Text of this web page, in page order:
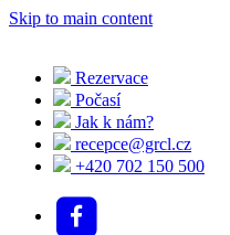
Skip to main content
Rezervace
Počasí
Jak k nám?
recepce@grcl.cz
+420 702 150 500